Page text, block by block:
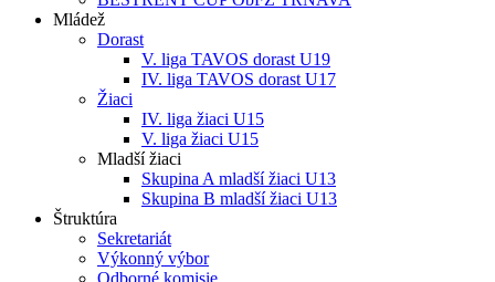
Mládež
Dorast
V. liga TAVOS dorast U19
IV. liga TAVOS dorast U17
Žiaci
IV. liga žiaci U15
V. liga žiaci U15
Mladší žiaci
Skupina A mladší žiaci U13
Skupina B mladší žiaci U13
Štruktúra
Sekretariát
Výkonný výbor
Odborné komisie